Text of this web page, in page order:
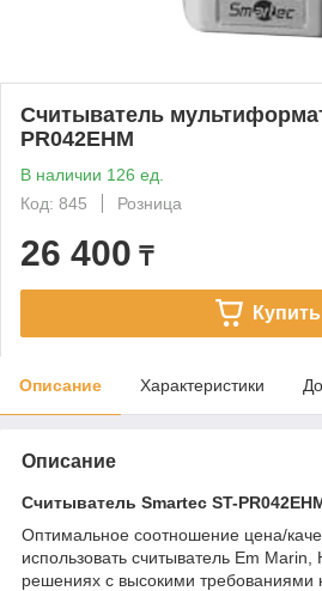
Считыватель
PR042EHM
В наличии 126 ед.
Код: 845
Розница
26 400 ₸
Купить
Описание Характеристики
Описание
Считыватель Smartec ST-
Оптимальное соотношение цена/
использовать считыватель Em
решениях с высокими требованиями